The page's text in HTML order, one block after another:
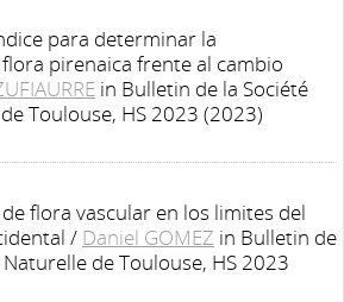
para determinar la
pirenaica frente al cambio
in Bulletin de la Société
Toulouse, HS 2023 (2023)
flora vascular en los limites del
/ Daniel GOMEZ in Bulletin de
de Toulouse, HS 2023